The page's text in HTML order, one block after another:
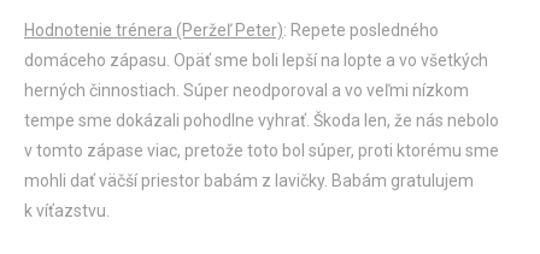
Hodnotenie trénera (Peržeľ Peter): Repete posledného
domáceho zápasu. Opäť sme boli lepší na lopte a vo všetkých
herných činnostiach. Súper neodporoval a vo veľmi nízkom
tempe sme dokázali pohodlne vyhrať. Škoda len, že nás nebolo
v tomto zápase viac, pretože toto bol súper, proti ktorému sme
mohli dať väčší priestor babám z lavičky. Babám gratulujem
k víťazstvu.